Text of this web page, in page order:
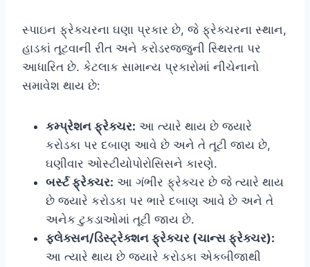
સ્પાઇન ફ્રેક્ચરના ઘણા પ્રકાર છે, જે ફ્રેક્ચરના સ્થાન,
હાડકાં તૂટવાની રીત અને કરોડરજ્જુની સ્થિરતા પર
આધારિત છે. કેટલાક સામાન્ય પ્રકારોમાં નીચેનાનો
સમાવેશ થાય છે:
કમ્પ્રેશન ફ્રેક્ચર: આ ત્યારે થાય છે જ્યારે
કરોડકા પર દબાણ આવે છે અને તે તૂટી જાય છે,
ઘણીવાર ઓસ્ટીયોપોરોસિસને કારણે.
બર્સ્ટ ફ્રેક્ચર: આ ગંભીર ફ્રેક્ચર છે જે ત્યારે થાય
છે જ્યારે કરોડકા પર ભારે દબાણ આવે છે અને તે
અનેક ટુકડાઓમાં તૂટી જાય છે.
ફ્લેક્સન/ડિસ્ટ્રેક્શન ફ્રેક્ચર (ચાન્સ ફ્રેક્ચર):
આ ત્યારે થાય છે જ્યારે કરોડકા એકબીજાથી